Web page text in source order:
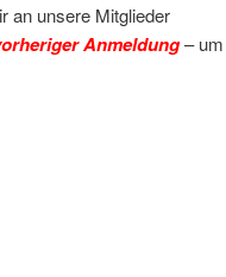
an unsere Mitglieder
Anmeldung– um